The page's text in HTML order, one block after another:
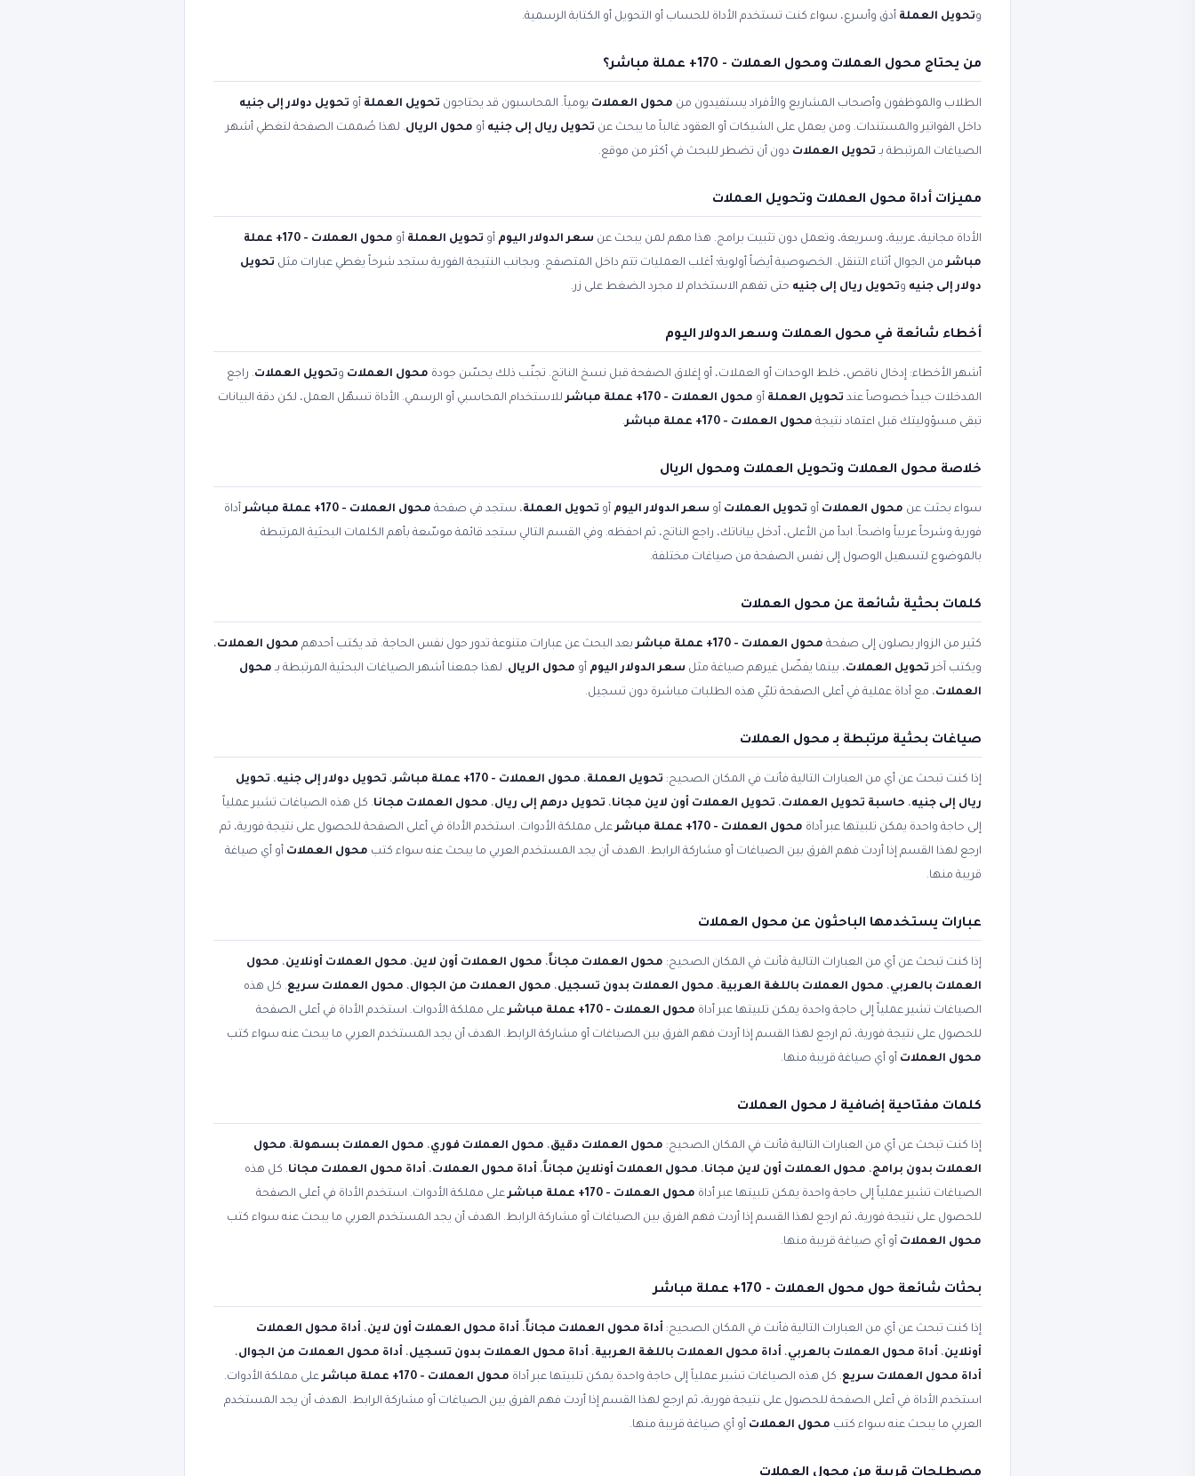
وتحويل العملة أدق وأسرع، سواء كنت تستخدم الأداة للحساب أو التحويل أو الكتابة الرسمية.
من يحتاج محول العملات ومحول العملات - 170+ عملة مباشر؟
الطلاب والموظفون وأصحاب المشاريع والأفراد يستفيدون من محول العملات يومياً. المحاسبون قد يحتاجون تحويل العملة أو تحويل دولار إلى جنيه
داخل الفواتير والمستندات. ومن يعمل على الشيكات أو العقود غالباً ما يبحث عن تحويل ريال إلى جنيه أو محول الريال. لهذا صُممت الصفحة لتغطي أشهر
الصياغات المرتبطة بـ تحويل العملات دون أن تضطر للبحث في أكثر من موقع.
مميزات أداة محول العملات وتحويل العملات
الأداة مجانية، عربية، وسريعة، وتعمل دون تثبيت برامج. هذا مهم لمن يبحث عن سعر الدولار اليوم أو تحويل العملة أو
محول العملات - 170+ عملة
مباشرمن الجوال أثناء التنقل. الخصوصية أيضاً أولوية؛ أغلب العمليات تتم داخل المتصفح. وبجانب النتيجة الفورية ستجد شرحاً يغطي عبارات مثل تحويل
دولار إلى جنيه وتحويل ريال إلى جنيه حتى تفهم الاستخدام لا مجرد الضغط على زر.
أخطاء شائعة في محول العملات وسعر الدولار اليوم
أشهر الأخطاء: إدخال ناقص، خلط الوحدات أو العملات، أو إغلاق الصفحة قبل نسخ الناتج. تجنّب ذلك يحسّن جودة محول العملات وتحويل العملات. راجع
المدخلات جيداً خصوصاً عند تحويل العملة أو محول العملات - 170+ عملة مباشر
للاستخدام المحاسبي أو الرسمي. الأداة تسهّل العمل، لكن دقة البيانات
تبقى مسؤوليتك قبل اعتماد نتيجة محول العملات - 170+ عملة مباشر .
خلاصة محول العملات وتحويل العملات ومحول الريال
سواء بحثت عن محول العملات أو تحويل العملات أو سعر الدولار اليوم أو تحويل العملة، ستجد في صفحة محول العملات - 170+ عملة مباشر
أداة
فورية وشرحاً عربياً واضحاً. ابدأ من الأعلى، أدخل بياناتك، راجع الناتج، ثم احفظه. وفي القسم التالي ستجد قائمة موسّعة بأهم الكلمات البحثية المرتبطة
بالموضوع لتسهيل الوصول إلى نفس الصفحة من صياغات مختلفة.
كلمات بحثية شائعة عن محول العملات
كثير من الزوار يصلون إلى صفحة محول العملات - 170+ عملة مباشر بعد البحث عن عبارات متنوعة تدور حول نفس الحاجة. قد يكتب أحدهم محول العملات،
ويكتب آخر تحويل العملات، بينما يفضّل غيرهم صياغة مثل سعر الدولار اليوم أو محول الريال. لهذا جمعنا أشهر الصياغات البحثية المرتبطة بـ محول
العملات، مع أداة عملية في أعلى الصفحة تلبّي هذه الطلبات مباشرة دون تسجيل.
صياغات بحثية مرتبطة بـ محول العملات
إذا كنت تبحث عن أي من العبارات التالية فأنت في المكان الصحيح: تحويل العملة، محول العملات - 170+ عملة مباشر ، تحويل دولار إلى جنيه، تحويل
ريال إلى جنيه، حاسبة تحويل العملات، تحويل العملات أون لاين مجانا، تحويل درهم إلى ريال، محول العملات مجانا. كل هذه الصياغات تشير عملياً
إلى حاجة واحدة يمكن تلبيتها عبر أداة محول العملات - 170+ عملة مباشر
على مملكة الأدوات. استخدم الأداة في أعلى الصفحة للحصول على نتيجة فورية، ثم
ارجع لهذا القسم إذا أردت فهم الفرق بين الصياغات أو مشاركة الرابط. الهدف أن يجد المستخدم العربي ما يبحث عنه سواء كتب محول العملات أو أي صياغة
قريبة منها.
عبارات يستخدمها الباحثون عن محول العملات
إذا كنت تبحث عن أي من العبارات التالية فأنت في المكان الصحيح: محول العملات مجاناً، محول العملات أون لاين، محول العملات أونلاين، محول
العملات بالعربي، محول العملات باللغة العربية، محول العملات بدون تسجيل، محول العملات من الجوال، محول العملات سريع. كل هذه
الصياغات تشير عملياً إلى حاجة واحدة يمكن تلبيتها عبر أداة محول العملات - 170+ عملة مباشر
على مملكة الأدوات. استخدم الأداة في أعلى الصفحة
للحصول على نتيجة فورية، ثم ارجع لهذا القسم إذا أردت فهم الفرق بين الصياغات أو مشاركة الرابط. الهدف أن يجد المستخدم العربي ما يبحث عنه سواء كتب
محول العملات أو أي صياغة قريبة منها.
كلمات مفتاحية إضافية لـ محول العملات
إذا كنت تبحث عن أي من العبارات التالية فأنت في المكان الصحيح: محول العملات دقيق، محول العملات فوري، محول العملات بسهولة، محول
العملات بدون برامج، محول العملات أون لاين مجانا، محول العملات أونلاين مجاناً، أداة محول العملات، أداة محول العملات مجانا. كل هذه
الصياغات تشير عملياً إلى حاجة واحدة يمكن تلبيتها عبر أداة محول العملات - 170+ عملة مباشر
على مملكة الأدوات. استخدم الأداة في أعلى الصفحة
للحصول على نتيجة فورية، ثم ارجع لهذا القسم إذا أردت فهم الفرق بين الصياغات أو مشاركة الرابط. الهدف أن يجد المستخدم العربي ما يبحث عنه سواء كتب
محول العملات أو أي صياغة قريبة منها.
بحثات شائعة حول محول العملات - 170+ عملة مباشر
إذا كنت تبحث عن أي من العبارات التالية فأنت في المكان الصحيح: أداة محول العملات مجاناً، أداة محول العملات أون لاين، أداة محول العملات
أونلاين، أداة محول العملات بالعربي، أداة محول العملات باللغة العربية، أداة محول العملات بدون تسجيل، أداة محول العملات من الجوال،
أداة محول العملات سريع. كل هذه الصياغات تشير عملياً إلى حاجة واحدة يمكن تلبيتها عبر أداة محول العملات - 170+ عملة مباشر
على مملكة الأدوات.
استخدم الأداة في أعلى الصفحة للحصول على نتيجة فورية، ثم ارجع لهذا القسم إذا أردت فهم الفرق بين الصياغات أو مشاركة الرابط. الهدف أن يجد المستخدم
العربي ما يبحث عنه سواء كتب محول العملات أو أي صياغة قريبة منها.